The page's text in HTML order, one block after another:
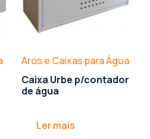
Aros e Caixas para Água
Caixa Urbe p/contador
de água
Ler mais